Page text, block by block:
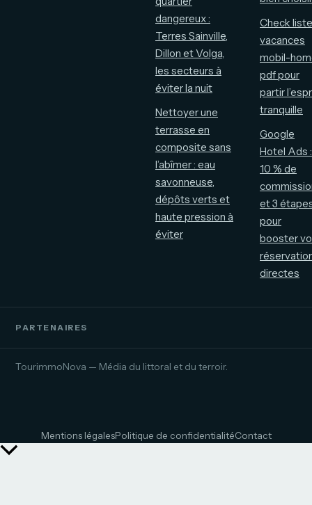
dangereux :
Terres Sainville,
Dillon et Volga,
les secteurs à
éviter la nuit
Nettoyer une
terrasse en
composite sans
l’abîmer : eau
savonneuse,
dépôts verts et
haute pression à
éviter
Check liste
vacances
mobil-
pdf pour
partir
tranquille
Google
Hotel Ads :
10 % de
et 3
pour
booster
directes
PARTENAIRES
TourimmoNova — Média du littoral et du terroir.
Mentions légalesPolitique de confidentialitéContact